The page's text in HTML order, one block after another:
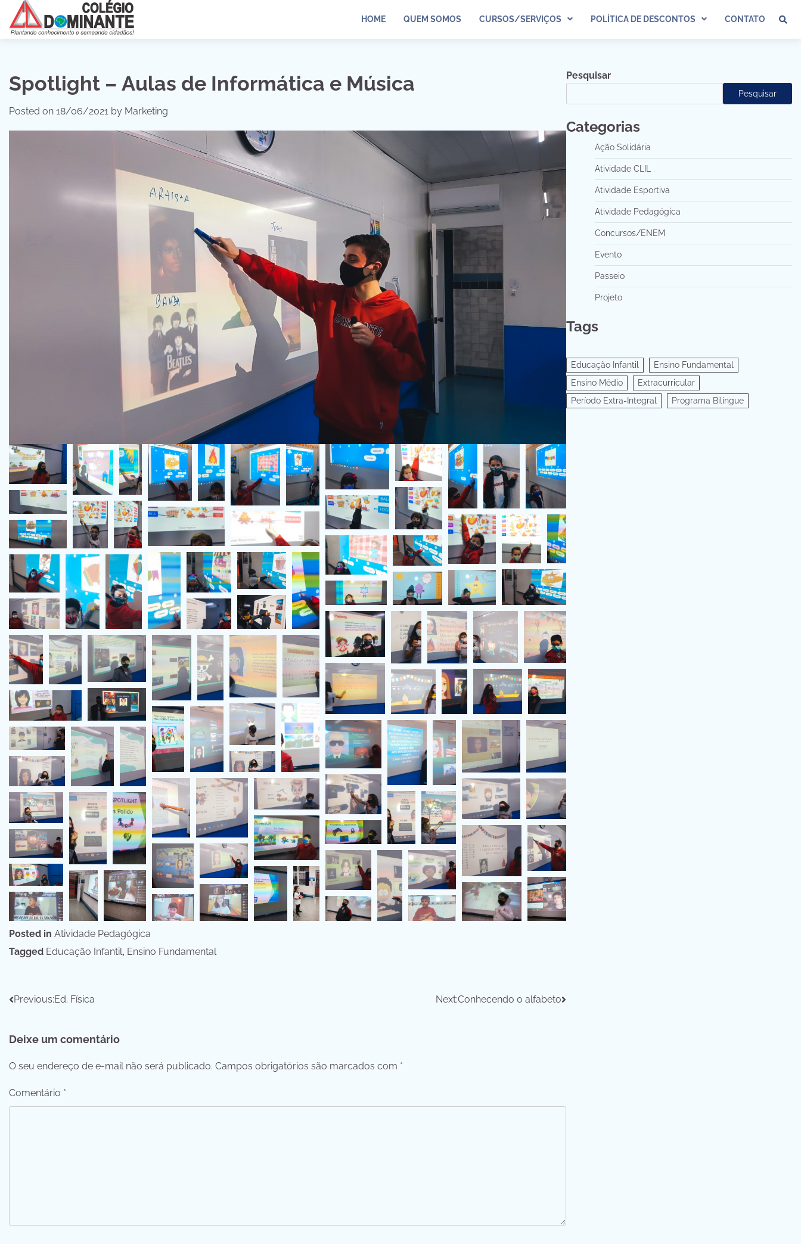
content
HOME QUEM SOMOS CURSOS/SERVIÇOS POLÍTICA DE DESCONTOS CONTATO
Spotlight – Aulas de Informática e Música
Posted on 18/06/2021 by Marketing
Posted in Atividade Pedagógica
Tagged Educação Infantil, Ensino Fundamental
Navegação
Post
Previous:Ed. Física Next:Conhecendo o alfabeto
Deixe um comentário
O seu endereço de e-mail não será publicado. Campos obrigatórios são marcados com *
Comentário *
Pesquisar
Pesquisar
Categorias
Ação Solidária
Atividade CLIL
Atividade Esportiva
Atividade Pedagógica
Concursos/ENEM
Evento
Passeio
Projeto
Tags
Educação Infantil
Ensino Fundamental
Ensino Médio
Extracurricular
Período Extra-Integral
Programa Bilíngue